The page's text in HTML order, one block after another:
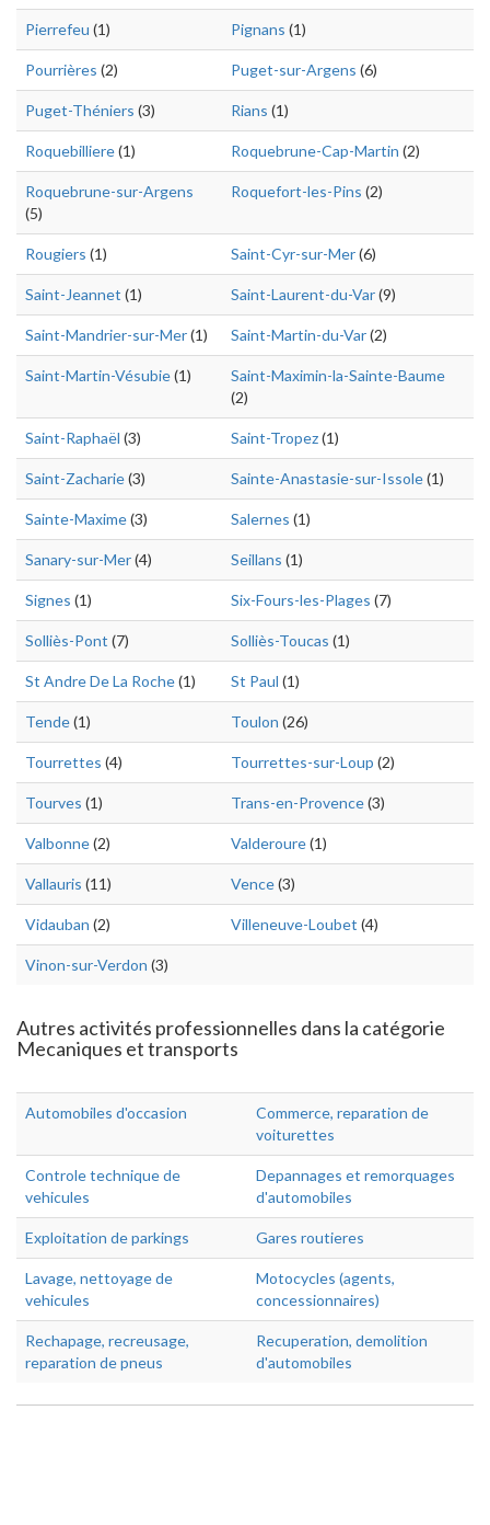
Pierrefeu (1) Pignans (1)
Pourrières (2) Puget-sur-Argens (6)
Puget-Théniers (3) Rians (1)
Roquebilliere(1) Roquebrune-Cap-Martin (2)
Roquebrune-sur-Argens
(5)
Roquefort-les-Pins (2)
Rougiers (1) Saint-Cyr-sur-Mer(6)
Saint-Jeannet (1) Saint-Laurent-du-Var(9)
Saint-Mandrier-sur-Mer(1) Saint-Martin-du-Var(2)
Saint-Martin-Vésubie(1)
Saint-Maximin-la-Sainte-Baume
(2)
Saint-Raphaël (3) Saint-Tropez(1)
Saint-Zacharie(3) Sainte-Anastasie-sur-Issole(1)
Sainte-Maxime(3) Salernes (1)
Sanary-sur-Mer(4) Seillans (1)
Signes (1) Six-Fours-les-Plages (7)
Solliès-Pont (7) Solliès-Toucas (1)
St Andre De La Roche(1) St Paul (1)
Tende(1) Toulon (26)
Tourrettes (4) Tourrettes-sur-Loup (2)
Tourves (1) Trans-en-Provence(3)
Valbonne(2) Valderoure(1)
Vallauris (11) Vence(3)
Vidauban (2) Villeneuve-Loubet (4)
Vinon-sur-Verdon (3)
Autres activités professionnelles dans la catégorie
Mecaniques et transports
Automobiles d'occasion
Commerce, reparation de
voiturettes
Controle technique de
vehicules
Depannages et remorquages
d'automobiles
Exploitation de parkings Gares routieres
Lavage, nettoyage de
vehicules
Motocycles (agents,
concessionnaires)
Rechapage, recreusage,
reparation de pneus
Recuperation, demolition
d'automobiles